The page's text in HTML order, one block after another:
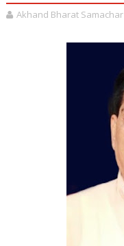
Akhand Bharat Samachar